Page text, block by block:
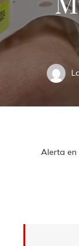
Alerta en